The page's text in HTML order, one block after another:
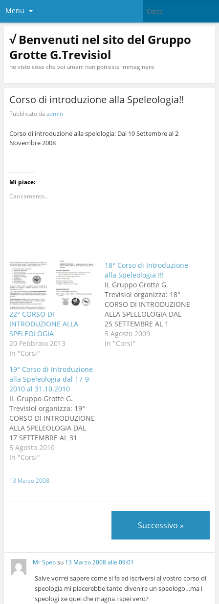
Menu
√ Benvenuti nel sito del Gruppo
Grotte G.Trevisiol
ho visto cose che voi umani non potreste immaginare
Corso di introduzione alla Speleologia!!
Pubblicato daadmin
Corso di introduzione alla spelologia: Dal 19 Settembre al 2
Novembre 2008
Mi piace:
Caricamento...
22° CORSO DI
INTRODUZIONE ALLA
SPELEOLOGIA
20 Febbraio 2013
In "Corsi"
18° Corso di Introduzione
alla Speleologia !!!
IL Gruppo Grotte G.
Trevisiol organizza: 18°
CORSO DI INTRODUZIONE
ALLA SPELEOLOGIA DAL
25 SETTEMBRE AL 1
NOVEMBRE 2009 scarica
il volantino Il corso
5 Agosto 2009
In "Corsi"
19° Corso di Introduzione
alla Speleologia dal 17-9-
2010 al 31.10.2010
IL Gruppo Grotte G.
Trevisiol organizza: 19°
CORSO DI INTRODUZIONE
ALLA SPELEOLOGIA DAL
17 SETTEMBRE AL 31
Ottobre 2010 scarica il
volantino Il corso
speleologia si rivolge a
5 Agosto 2010
In "Corsi"
13 Marzo 2008
Successivo »
Mr Speosu 13 Marzo 2008 alle 09:01
Salve vorrei sapere come si fa ad iscriversi al vostro corso di
speologia mi piacerebbe tanto divenire un speologo…ma i
speologi xe quei che magna i spei vero?